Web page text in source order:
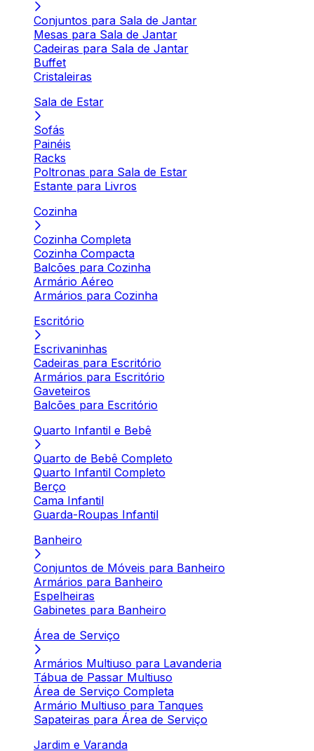
Conjuntos para Sala de Jantar
Mesas para Sala de Jantar
Cadeiras para Sala de Jantar
Buffet
Cristaleiras
Sala de Estar
Sofás
Painéis
Racks
Poltronas para Sala de Estar
Estante para Livros
Cozinha
Cozinha Completa
Cozinha Compacta
Balcões para Cozinha
Armário Aéreo
Armários para Cozinha
Escritório
Escrivaninhas
Cadeiras para Escritório
Armários para Escritório
Gaveteiros
Balcões para Escritório
Quarto Infantil e Bebê
Quarto de Bebê Completo
Quarto Infantil Completo
Berço
Cama Infantil
Guarda-Roupas Infantil
Banheiro
Conjuntos de Móveis para Banheiro
Armários para Banheiro
Espelheiras
Gabinetes para Banheiro
Área de Serviço
Armários Multiuso para Lavanderia
Tábua de Passar Multiuso
Área de Serviço Completa
Armário Multiuso para Tanques
Sapateiras para Área de Serviço
Jardim e Varanda